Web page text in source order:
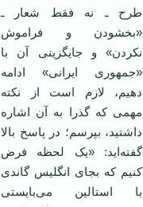
طرح ـ نه فقط شعار ـ
«بخشودن و فراموش
نکردن» و جایگزینی آن با
«جمهوری ایرانی» ادامه
دهیم، لازم است از نکته
مهمی که گذرا به آن اشاره
داشتید، بپرسم؛ در پاسخ بالا
گفته‌اید: «یک لحظه فرض
کنیم که بجای انگلیس گاندی
با استالین می‌بایستی